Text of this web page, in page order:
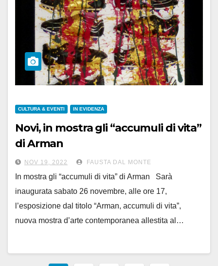
CULTURA & EVENTI IN EVIDENZA
Novi, in mostra gli “accumuli di vita”
di Arman
NOV 19, 2022 FAUSTA DAL MONTE
In mostra gli “accumuli di vita” di Arman Sarà
inaugurata sabato 26 novembre, alle ore 17,
l’esposizione dal titolo “Arman, accumuli di vita”,
nuova mostra d’arte contemporanea allestita al…